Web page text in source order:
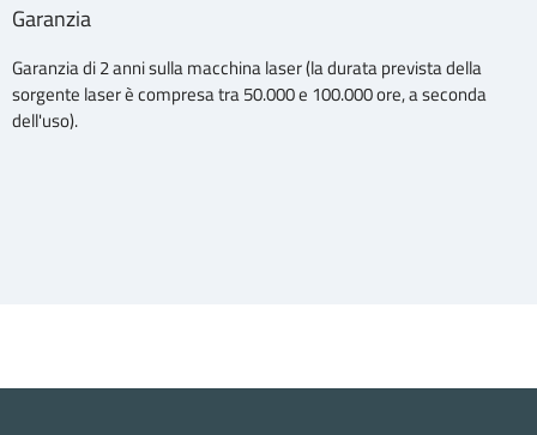
Garanzia
Garanzia di 2 anni sulla macchina laser (la durata prevista della
sorgente laser è compresa tra 50.000 e 100.000 ore, a seconda
dell'uso).